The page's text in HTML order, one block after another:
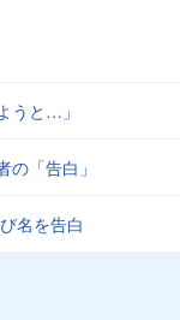
うと…」
「告白」
名を告白